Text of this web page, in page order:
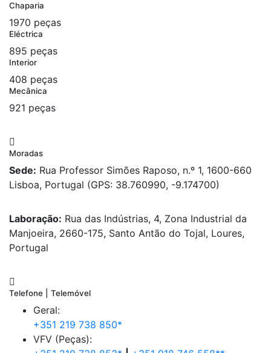
Chaparia
1970 peças
Eléctrica
895 peças
Interior
408 peças
Mecânica
921 peças
Moradas
Sede: Rua Professor Simões Raposo, n.º 1, 1600-660
Lisboa, Portugal (GPS: 38.760990, -9.174700)
Laboração: Rua das Indústrias, 4, Zona Industrial da
Manjoeira, 2660-175, Santo Antão do Tojal, Loures,
Portugal
Telefone | Telemóvel
Geral:
+351 219 738 850*
VFV (Peças):